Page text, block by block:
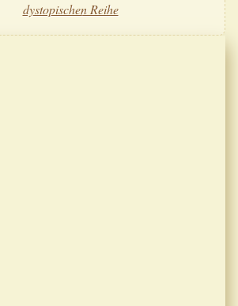
dystopischen Reihe